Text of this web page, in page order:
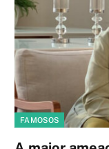
FAMOSOS